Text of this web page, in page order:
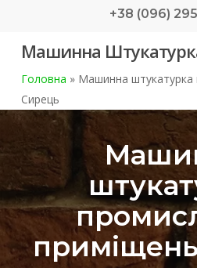
main
+38 (096)
Машинна
Головна »Машинна штукатурка
Сирець